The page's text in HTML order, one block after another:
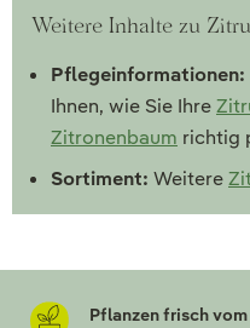
Weitere Inhalte zu
Pflegeinformationen:
Ihnen, wie Sie Ihre
Zitronenbaum richtig
Sortiment: Weitere
Pflanzen frisch